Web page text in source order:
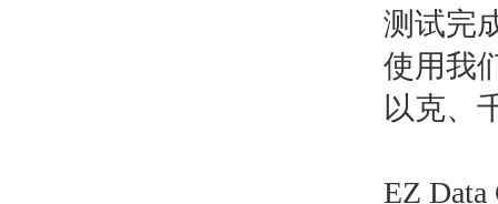
测试完
使用我
以克、
EZ